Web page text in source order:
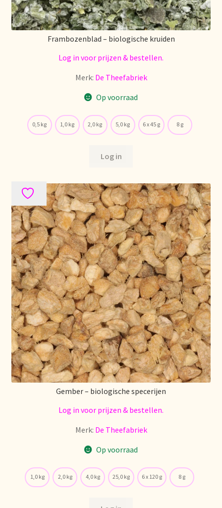
Frambozenblad – biologische kruiden
Log in voor prijzen & bestellen.
Merk: De Theefabriek
Op voorraad
0,5 kg 1,0 kg 2,0 kg 5,0 kg 6 x 45 g 8 g
Log in
Gember – biologische specerijen
Log in voor prijzen & bestellen.
Merk: De Theefabriek
Op voorraad
1,0 kg 2,0 kg 4,0 kg 25,0 kg 6 x 120 g 8 g